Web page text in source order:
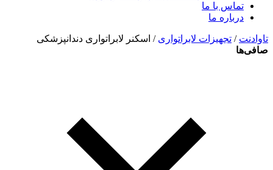
تماس با ما
درباره ما
تاوادنت / تجهیزات لابراتواری / اسکنر لابراتواری دندانپزشکی
صافی‌ها